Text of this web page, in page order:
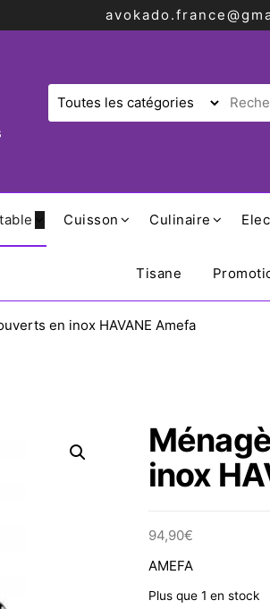
Cuisson Culinaire
Tisane
en inox HAVANE Amefa
inox
94,90€
AMEFA
Plus que 1 en stock